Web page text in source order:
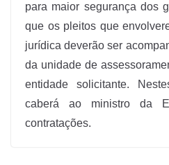
para maior segurança dos
que os pleitos que
jurídica deverão ser
da unidade de
entidade solicitante.
caberá ao ministro da
contratações.